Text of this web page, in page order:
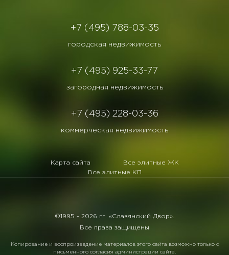
+7 (495) 788-03-35
городская недвижимость
+7 (495) 925-33-77
загородная недвижимость
+7 (495) 228-03-36
коммерческая недвижимость
Карта сайта
Все элитные ЖК
Все элитные КП
©1995 - 2026 гг. «Славянский Двор».
Все права защищены
Копирование и воспроизведение материалов этого сайта возможно только с
письменного согласия администрации сайта.